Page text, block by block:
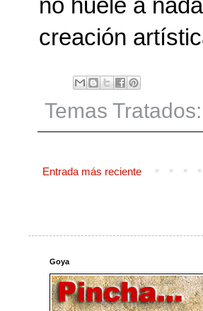
no huele a
creación
Temas Tratados:
Entrada más reciente
Goya